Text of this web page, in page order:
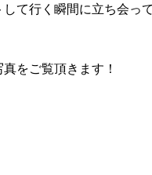
ンアジト】
て行く瞬間に立ち会っ
をご覧頂きます！